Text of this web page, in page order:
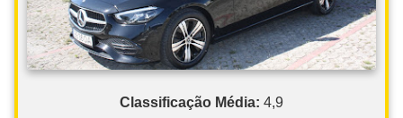
Classificação Média: 4,9